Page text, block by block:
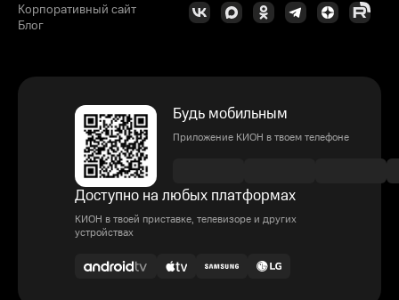
Корпоративный сайт
Блог
Будь мобильным
Приложение КИОН в твоем телефоне
Доступно на любых платформах
КИОН в твоей приставке, телевизоре и других
устройствах